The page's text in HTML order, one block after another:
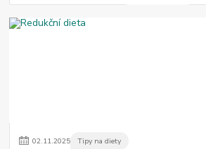
02.11.2025 Tipy na diety